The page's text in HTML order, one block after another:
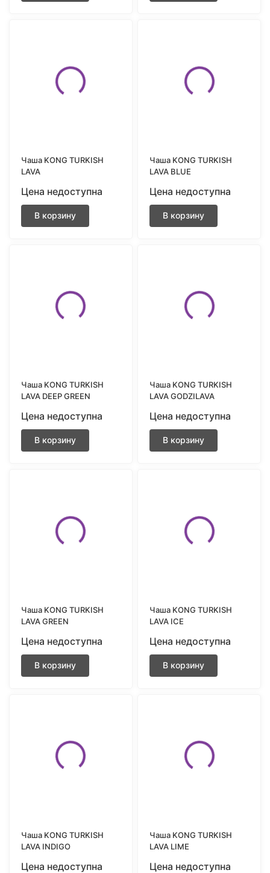
Чаша KONG TURKISH
LAVA
Цена недоступна
В корзину
Чаша KONG TURKISH
LAVA BLUE
Цена недоступна
В корзину
Чаша KONG TURKISH
LAVA DEEP GREEN
Цена недоступна
В корзину
Чаша KONG TURKISH
LAVA GODZILAVA
Цена недоступна
В корзину
Чаша KONG TURKISH
LAVA GREEN
Цена недоступна
В корзину
Чаша KONG TURKISH
LAVA ICE
Цена недоступна
В корзину
Чаша KONG TURKISH
LAVA INDIGO
Цена недоступна
Чаша KONG TURKISH
LAVA LIME
Цена недоступна